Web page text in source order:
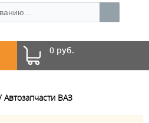
0 руб.
Автозапчасти ВАЗ